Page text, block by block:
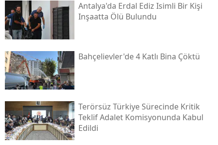
Antalya'da Erdal Ediz Isimli Bir Kişi
Inşaatta Ölü Bulundu
Bahçelievler'de 4 Katlı Bina Çöktü
Terörsüz Türkiye Sürecinde Kritik
Teklif Adalet Komisyonunda Kabul
Edildi